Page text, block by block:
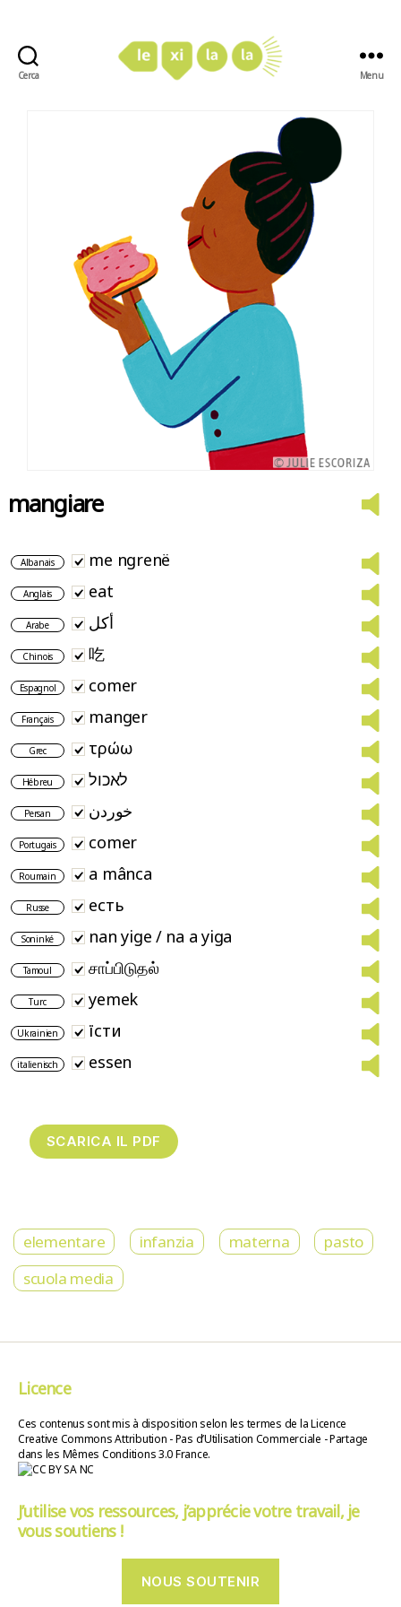
Cerca Menu
mangiare
Albanais me ngrenë
Anglais eat
Arabe أكل
Chinois 吃
Espagnol comer
Français manger
Grec τρώω
Hébreu לאכול
Persan خوردن
Portugais comer
Roumain a mânca
Russe есть
Soninké nan yige / na a yiga
Tamoul சாப்பிடுதல்
Turc yemek
Ukrainien їсти
italienisch essen
elementare infanzia materna
pasto
scuola media
Licence
Ces contenus sont mis à disposition selon les termes de la Licence
Creative Commons Attribution - Pas d’Utilisation Commerciale - Partage
dans les Mêmes Conditions 3.0 France.
J’utilise vos ressources, j’apprécie votre travail, je
vous soutiens !
NOUS SOUTENIR